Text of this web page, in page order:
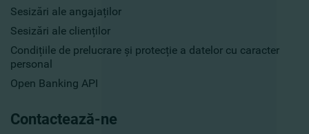
Sesizări ale angajaților
Sesizări ale clienților
Condițiile de prelucrare și protecție a datelor cu caracter
personal
Open Banking API
Contactează-ne